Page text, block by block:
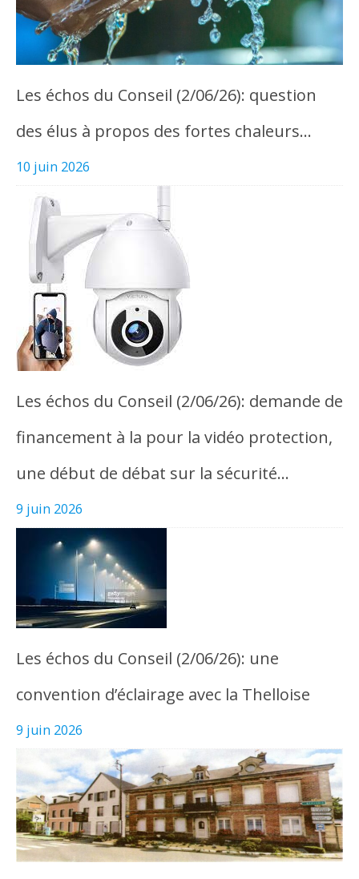
Les échos du Conseil (2/06/26): question
des élus à propos des fortes chaleurs…
10 juin 2026
Les échos du Conseil (2/06/26): demande de
financement à la pour la vidéo protection,
une début de débat sur la sécurité…
9 juin 2026
Les échos du Conseil (2/06/26): une
convention d’éclairage avec la Thelloise
9 juin 2026